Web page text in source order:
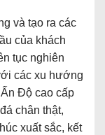
và tạo ra các
của khách
tục nghiên
các xu hướng
Độ cao cấp
chân thật,
xuất sắc, kết